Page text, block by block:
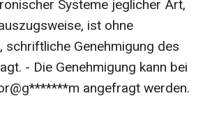
wird auf einmal in Dinge verwickelt,
Kontrolle liegen. Als die beiden
sie sich gemeinsam einem
stellen, oder alles verlieren, was ihnen
Gerettet: Adam ist ein Träumer,
Systeme jeglicher Art,
ist ohne
schriftliche Genehmigung des
- Die Genehmigung kann bei
angefragt werden.